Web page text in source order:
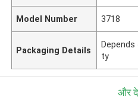
Model Number 3718
Packaging Details
ty
और